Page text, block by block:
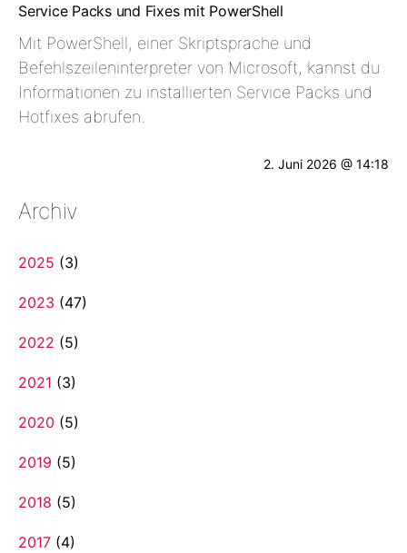
Service Packs und Fixes mit PowerShell
Mit PowerShell, einer Skriptsprache und
Befehlszeileninterpreter von Microsoft, kannst du
Informationen zu installierten Service Packs und
Hotfixes abrufen.
2. Juni 2026 @ 14:18
Archiv
2025 (3)
2023 (47)
2022 (5)
2021 (3)
2020 (5)
2019 (5)
2018 (5)
2017 (4)